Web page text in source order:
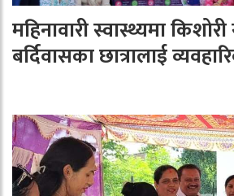
महिनावारी स्वास्थ्यमा
बर्दिवासका छात्रालाई